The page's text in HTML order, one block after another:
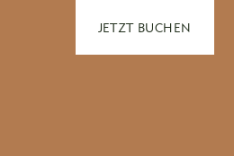
JETZT BUCHEN